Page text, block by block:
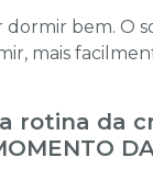
dormir bem. O
mais
rotina da
DA